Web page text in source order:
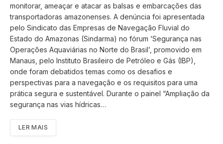
monitorar, ameaçar e atacar as balsas e embarcações das
transportadoras amazonenses. A denúncia foi apresentada
pelo Sindicato das Empresas de Navegação Fluvial do
Estado do Amazonas (Sindarma) no fórum ‘Segurança nas
Operações Aquaviárias no Norte do Brasil’, promovido em
Manaus, pelo Instituto Brasileiro de Petróleo e Gás (IBP),
onde foram debatidos temas como os desafios e
perspectivas para a navegação e os requisitos para uma
prática segura e sustentável. Durante o painel “Ampliação da
segurança nas vias hídricas…
LER MAIS